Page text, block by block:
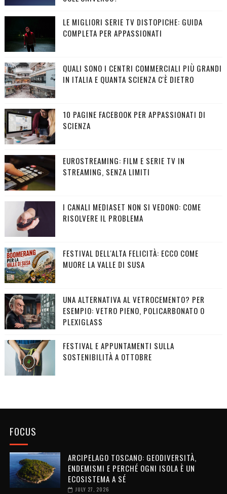
LE MIGLIORI SERIE TV DISTOPICHE: GUIDA
COMPLETA PER APPASSIONATI
QUALI SONO I CENTRI COMMERCIALI PIÙ GRANDI
IN ITALIA E QUANTA SCIENZA C'È DIETRO
10 PAGINE FACEBOOK PER APPASSIONATI DI
SCIENZA
EUROSTREAMING: FILM E SERIE TV IN
STREAMING, SENZA LIMITI
I CANALI MEDIASET NON SI VEDONO: COME
RISOLVERE IL PROBLEMA
FESTIVAL DELL'ALTA FELICITÀ: ECCO COME
MUORE LA VALLE DI SUSA
UNA ALTERNATIVA AL VETROCEMENTO? PER
ESEMPIO: VETRO PIENO, POLICARBONATO O
PLEXIGLASS
FESTIVAL E APPUNTAMENTI SULLA
SOSTENIBILITÀ A OTTOBRE
FOCUS
ARCIPELAGO TOSCANO: GEODIVERSITÀ,
ENDEMISMI E PERCHÉ OGNI ISOLA È UN
ECOSISTEMA A SÉ
JULY 27, 2026